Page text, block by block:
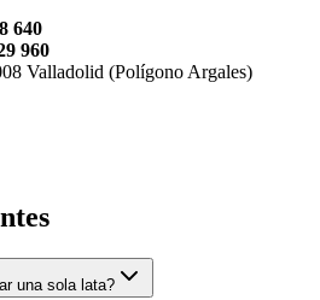
640
960
Valladolid (Polígono Argales)
una sola lata?